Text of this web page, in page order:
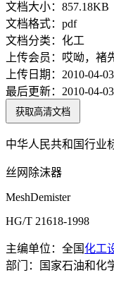
文档大小： 857.18KB
文档格式： pdf
文档分类： 化工
上传会员： 哎呦，褚
上传日期： 2010-04-03
最后更新： 2010-04-03
获取高清文档
中华人民共和国行业
丝网除沫器
MeshDemister
HG/T 21618-1998
主编单位：全国化工
部门：国家石油和化